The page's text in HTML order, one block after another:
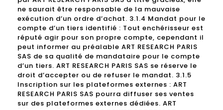
ne saurait être responsable de la mauvaise
exécution d’un ordre d’achat. 3.1.4 Mandat pour le
compte d’un tiers identifié : Tout enchérisseur est
réputé agir pour son propre compte, cependant il
peut informer au préalable ART RESEARCH PARIS
SAS de sa qualité de mandataire pour le compte
d’un tiers. ART RESEARCH PARIS SAS se réserve le
droit d’accepter ou de refuser le mandat. 3.1.5
Inscription sur les plateformes externes : ART
RESEARCH PARIS SAS pourra diffuser ses ventes
sur des plateformes externes dédiées. ART